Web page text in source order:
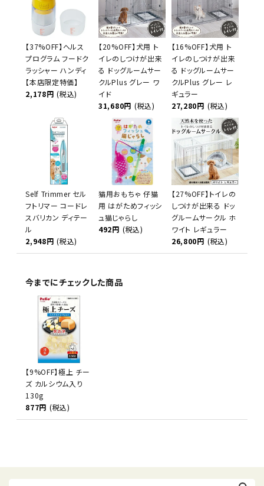
【37%OFF】ヘルス
プログラム フードク
ラッシャー ハンディ
【本店限定特価】
2,178円 (税込)
【20%OFF】犬用 ト
イレのしつけが出来
る ドッグルームサー
クルPlus グレー ワ
イド
31,680円 (税込)
【16%OFF】犬用 ト
イレのしつけが出来
る ドッグルームサー
クルPlus グレー レ
ギュラー
27,280円 (税込)
Self Trimmer セル
フトリマー コードレ
スバリカン ディテー
ル
2,948円 (税込)
猫用おもちゃ 仔猫
用 はがためフィッシ
ュ猫じゃらし
492円 (税込)
【27%OFF】トイレの
しつけが出来る ドッ
グルームサークル ホ
ワイト レギュラー
26,800円 (税込)
今までにチェックした商品
【9%OFF】極上 チー
ズ カルシウム入り
130g
877円 (税込)